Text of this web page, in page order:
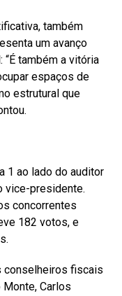
também
um avanço
também a vitória
espaços de
estrutural que
1 ao lado do auditor
vice-presidente.
concorrentes
182 votos, e
conselheiros fiscais
Carlos